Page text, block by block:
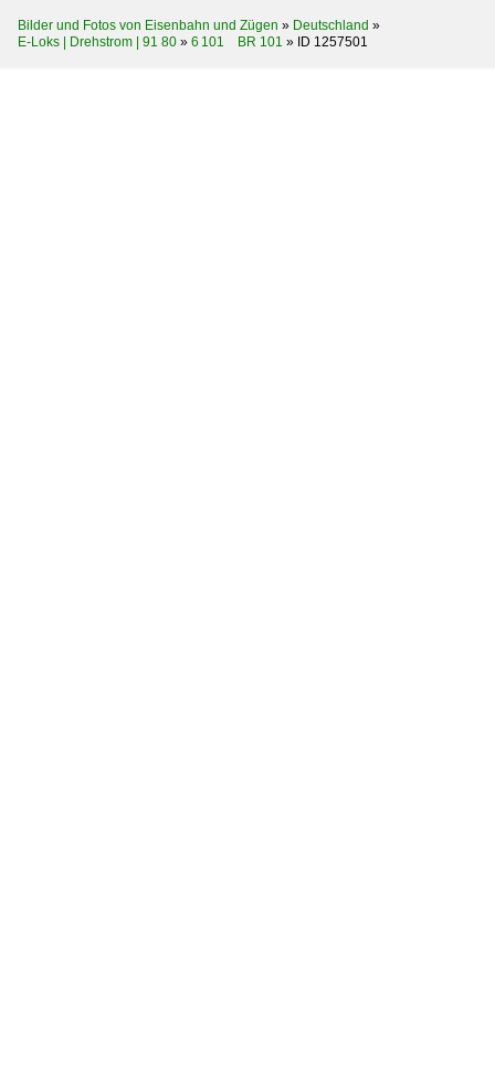
Bilder und Fotos von Eisenbahn und Zügen » Deutschland »
E-Loks | Drehstrom | 91 80 » 6 101 BR 101 » ID 1257501